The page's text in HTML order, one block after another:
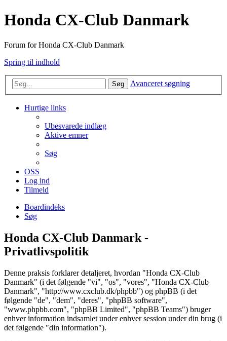
Honda CX-Club Danmark
Forum for Honda CX-Club Danmark
Spring til indhold
Søg Avanceret søgning
Hurtige links
Ubesvarede indlæg
Aktive emner
Søg
OSS
Log ind
Tilmeld
Boardindeks
Søg
Honda CX-Club Danmark -
Privatlivspolitik
Denne praksis forklarer detaljeret, hvordan "Honda CX-Club
Danmark" (i det følgende "vi", "os", "vores", "Honda CX-Club
Danmark", "http://www.cxclub.dk/phpbb") og phpBB (i det
følgende "de", "dem", "deres", "phpBB software",
"www.phpbb.com", "phpBB Limited", "phpBB Teams") bruger
enhver information indsamlet under enhver session under din brug (i
det følgende "din information").